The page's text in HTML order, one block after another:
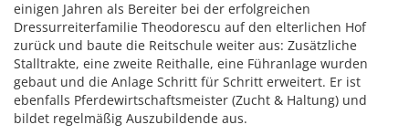
einigen Jahren als Bereiter bei der erfolgreichen
Dressurreiterfamilie Theodorescu auf den elterlichen Hof
zurück und baute die Reitschule weiter aus: Zusätzliche
Stalltrakte, eine zweite Reithalle, eine Führanlage wurden
gebaut und die Anlage Schritt für Schritt erweitert. Er ist
ebenfalls Pferdewirtschaftsmeister (Zucht & Haltung) und
bildet regelmäßig Auszubildende aus.